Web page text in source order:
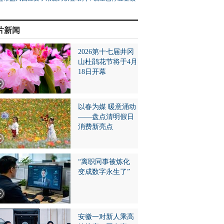
新闻
2026第十七届井冈
山杜鹃花节将于4月
18日开幕
以春为媒 暖意涌动
——盘点清明假日
消费新亮点
“离职同事被炼化
变成数字永生了”
安徽一对新人乘高